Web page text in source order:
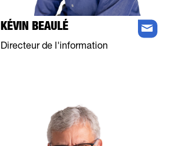
KÉVIN BEAULÉ
Directeur de l'information